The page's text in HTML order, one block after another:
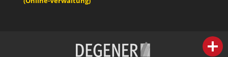
person IHR FACHBERATER